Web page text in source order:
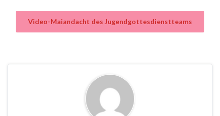
Video-Maiandacht des Jugendgottesdienstteams